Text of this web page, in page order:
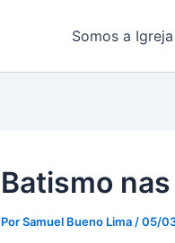
Somos a Igreja
Batismo
PorSamuel Bueno Lima /05/